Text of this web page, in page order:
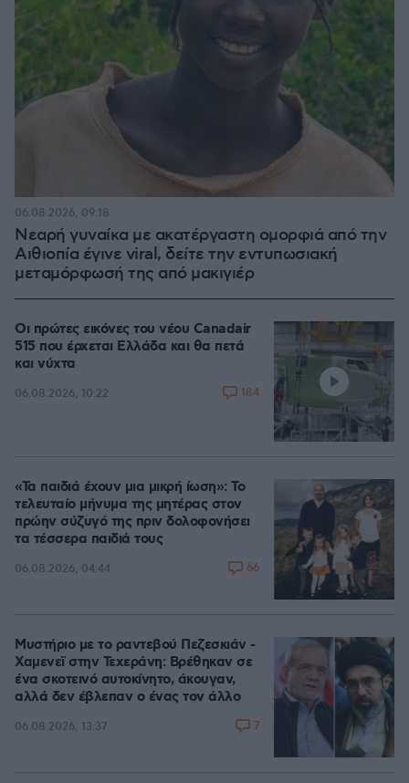
Νεαρή γυναίκα με ακατέργαστη ομορφιά από την
Αιθιοπία έγινε viral, δείτε την εντυπωσιακή
μεταμόρφωσή της από μακιγιέρ
06.08.2026, 09:18
Οι πρώτες εικόνες του νέου Canadair
515 που έρχεται Ελλάδα και θα πετά
και νύχτα
06.08.2026, 10:22 184
«Τα παιδιά έχουν μια μικρή ίωση»: Το
τελευταίο μήνυμα της μητέρας στον
πρώην σύζυγό της πριν δολοφονήσει
τα τέσσερα παιδιά τους
06.08.2026, 04:44 66
Μυστήριο με το ραντεβού Πεζεσκιάν -
Χαμενεϊ στην Τεχεράνη: Βρέθηκαν σε
ένα σκοτεινό αυτοκίνητο, άκουγαν,
αλλά δεν έβλεπαν ο ένας τον άλλο
06.08.2026, 13:37 7